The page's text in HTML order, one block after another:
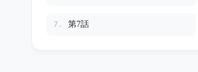
7. 第7話